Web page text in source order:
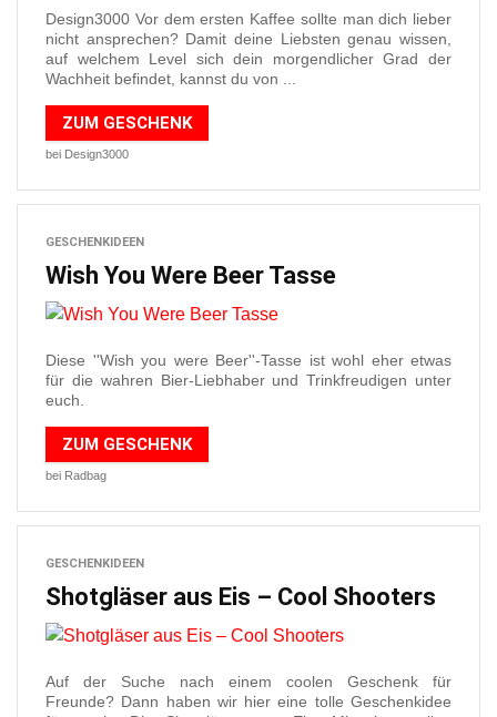
Design3000 Vor dem ersten Kaffee sollte man dich lieber
nicht ansprechen? Damit deine Liebsten genau wissen,
auf welchem Level sich dein morgendlicher Grad der
Wachheit befindet, kannst du von ...
ZUM GESCHENK
bei Design3000
GESCHENKIDEEN
Wish You Were Beer Tasse
Diese ''Wish you were Beer''-Tasse ist wohl eher etwas
für die wahren Bier-Liebhaber und Trinkfreudigen unter
euch.
ZUM GESCHENK
bei Radbag
GESCHENKIDEEN
Shotgläser aus Eis – Cool Shooters
Auf der Suche nach einem coolen Geschenk für
Freunde? Dann haben wir hier eine tolle Geschenkidee